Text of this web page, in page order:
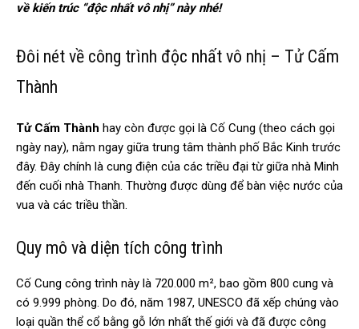
về kiến trúc “độc nhất vô nhị” này nhé!
Đôi nét về công trình độc nhất vô nhị – Tử Cấm
Thành
Tử Cấm Thành hay còn được gọi là Cố Cung (theo cách gọi
ngày nay), nằm ngay giữa trung tâm thành phố Bắc Kinh trước
đây. Đây chính là cung điện của các triều đại từ giữa nhà Minh
đến cuối nhà Thanh. Thường được dùng để bàn việc nước của
vua và các triều thần.
Quy mô và diện tích công trình
Cố Cung công trình này là 720.000 m², bao gồm 800 cung và
có 9.999 phòng. Do đó, năm 1987, UNESCO đã xếp chúng vào
loại quần thể cổ bằng gỗ lớn nhất thế giới và đã được công